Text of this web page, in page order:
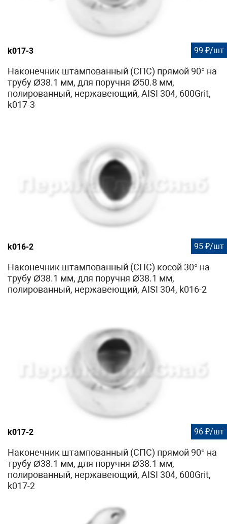
k017-3 99 ₽/шт
Наконечник штампованный (СПС) прямой 90° на
трубу Ø38.1 мм, для поручня Ø50.8 мм,
полированный, нержавеющий, AISI 304, 600Grit,
k017-3
k016-2 95 ₽/шт
Наконечник штампованный (СПС) косой 30° на
трубу Ø38.1 мм, для поручня Ø38.1 мм,
полированный, нержавеющий, AISI 304, k016-2
k017-2 96 ₽/шт
Наконечник штампованный (СПС) прямой 90° на
трубу Ø38.1 мм, для поручня Ø38.1 мм,
полированный, нержавеющий, AISI 304, 600Grit,
k017-2